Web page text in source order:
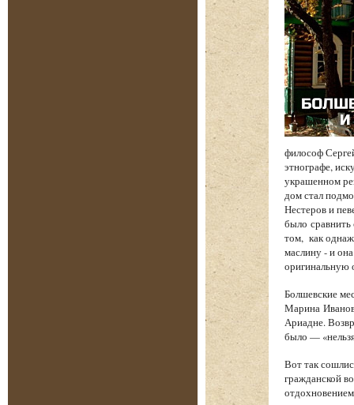
философ
этнографе,
украшенном
дом стал
Нестеров и
было
том, как
маслину - и
оригинальную
Болшевские
Марина
Ариадне.
было —
Вот так
гражданской